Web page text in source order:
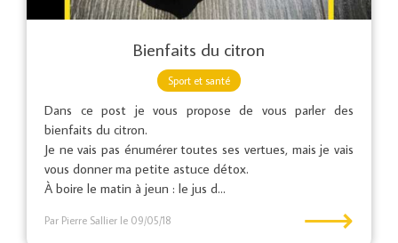
Bienfaits du citron
Sport et santé
Dans ce post je vous propose de vous parler des
bienfaits du citron.
Je ne vais pas énumérer toutes ses vertues, mais je vais
vous donner ma petite astuce détox.
À boire le matin à jeun : le jus d...
Par Pierre Sallier le 09/05/18 ⟶